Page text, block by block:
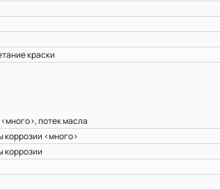
краски
потек масла
коррозии <много>
коррозии